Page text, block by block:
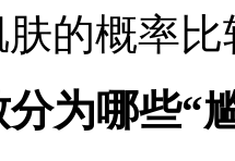
肤的概率
为哪些“